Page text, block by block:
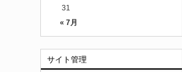
« 7月
31
サイト管理